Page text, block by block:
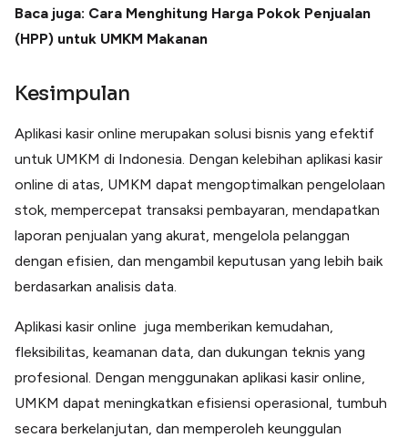
Baca juga: Cara Menghitung Harga Pokok Penjualan
(HPP) untuk UMKM Makanan
Kesimpulan
Aplikasi kasir online merupakan solusi bisnis yang efektif
untuk UMKM di Indonesia. Dengan kelebihan aplikasi kasir
online di atas, UMKM dapat mengoptimalkan pengelolaan
stok, mempercepat transaksi pembayaran, mendapatkan
laporan penjualan yang akurat, mengelola pelanggan
dengan efisien, dan mengambil keputusan yang lebih baik
berdasarkan analisis data.
Aplikasi kasir online juga memberikan kemudahan,
fleksibilitas, keamanan data, dan dukungan teknis yang
profesional. Dengan menggunakan aplikasi kasir online,
UMKM dapat meningkatkan efisiensi operasional, tumbuh
secara berkelanjutan, dan memperoleh keunggulan